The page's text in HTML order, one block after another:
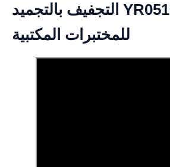
التجفيف بالتجميد YR05188
للمختبرات المكتبية